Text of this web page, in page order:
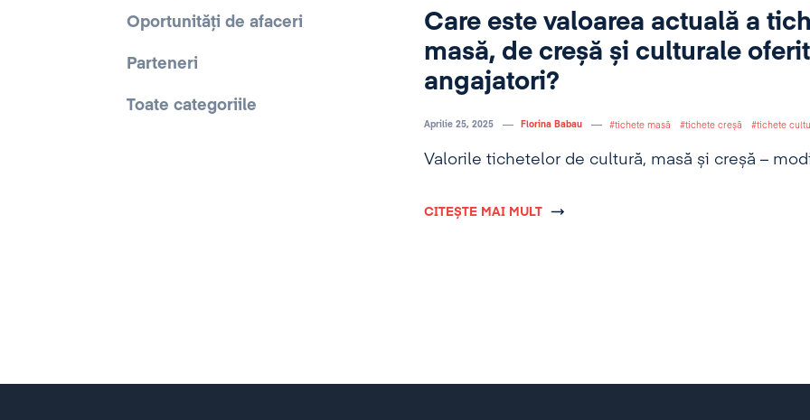
Oportunități de afaceri
Parteneri
Toate categoriile
Care este valoarea actuală a
masă, de creșă și culturale
angajatori?
Aprilie 25, 2025 Florina Babau tichete masă tichete creșă tichete
Valorile tichetelor de cultură, masă și creșă –
CITEȘTE MAI MULT